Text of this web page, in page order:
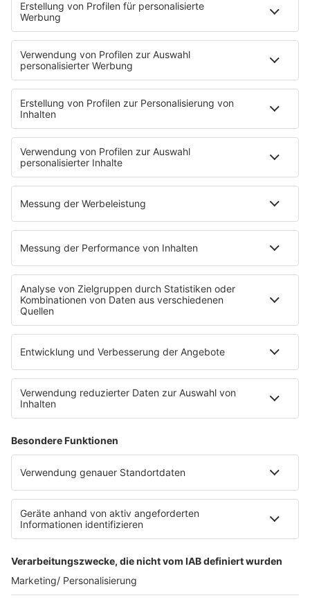
Die religiöse Gemeinschaft der Shaker verfeinerte
dieses Rezept mit Indigo und Salbeiblüten, um ihr
ikonisches, traditionelles Blau für Möbel zu mischen.
Während die Römer sie eher als Färbemittel für
Sklavenkleidung nutzten, setzten die Griechen
Heidelbeeren bereits gezielt als Heilmittel bei
Magenleiden ein.
Die berühmte Universalgelehrte Hildegard von Bingen
empfahl im Mittelalter Heidelbeeren als Umschläge zur
Wundheilung.
Kulturheidelbeeren gibt es erst seit gut 100 Jahren,
vorher dachte man, man könne Heidelbeeren nicht
gezielt anbauen. 1911 schlossen sich die
Farmerstochter Elizabeth White und der Botaniker
Frederick Coville in New Jersey zusammen. Sie
selektierten die besten Wildpflanzen und verkauften
1916 die allererste kommerzielle Kultur-Ernte.
Teilt diese Seite mit euren Freunden
Über ffn Werbung Jobs
FAQ